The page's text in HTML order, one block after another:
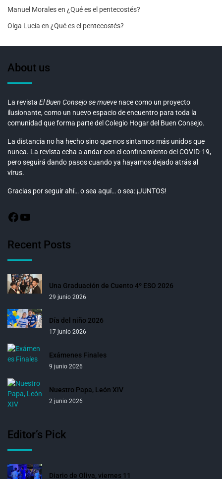
Manuel Moralesen ¿Qué es el pentecostés?
Olga Lucía en ¿Qué es el pentecostés?
About us
La revista El Buen Consejo se mueve nace como un proyecto
ilusionante, como un nuevo espacio de encuentro para toda la
comunidad que forma parte del Colegio Hogar del Buen Consejo.
La distancia no ha hecho sino que nos sintamos más unidos que
nunca. La revista echa a andar con el confinamiento del COVID-19,
pero seguirá dando pasos cuando ya hayamos dejado atrás al
virus.
Gracias por seguir ahí… o sea aquí… o sea: ¡JUNTOS!
Recent Posts
Una Graduación de Cuento 4º ESO 2026
29 junio 2026
Día del niño 2026
17 junio 2026
Exámenes Finales
9 junio 2026
Nuestro Papa, León XIV
2 junio 2026
Editor’s Pick
Diario de Oliva, viernes 11